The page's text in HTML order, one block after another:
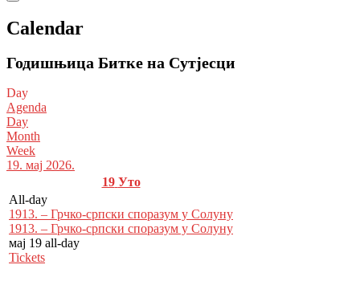
Calendar
Годишњица Битке на Сутјесци
Day
Agenda
Day
Month
Week
19. мај 2026.
19 Уто
All-day
1913. – Грчко-српски споразум у Солуну
1913. – Грчко-српски споразум у Солуну
мај 19 all-day
Tickets